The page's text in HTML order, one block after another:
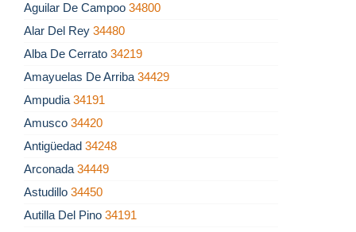
Aguilar De Campoo 34800
Alar Del Rey 34480
Alba De Cerrato 34219
Amayuelas De Arriba 34429
Ampudia 34191
Amusco 34420
Antigüedad 34248
Arconada 34449
Astudillo 34450
Autilla Del Pino 34191